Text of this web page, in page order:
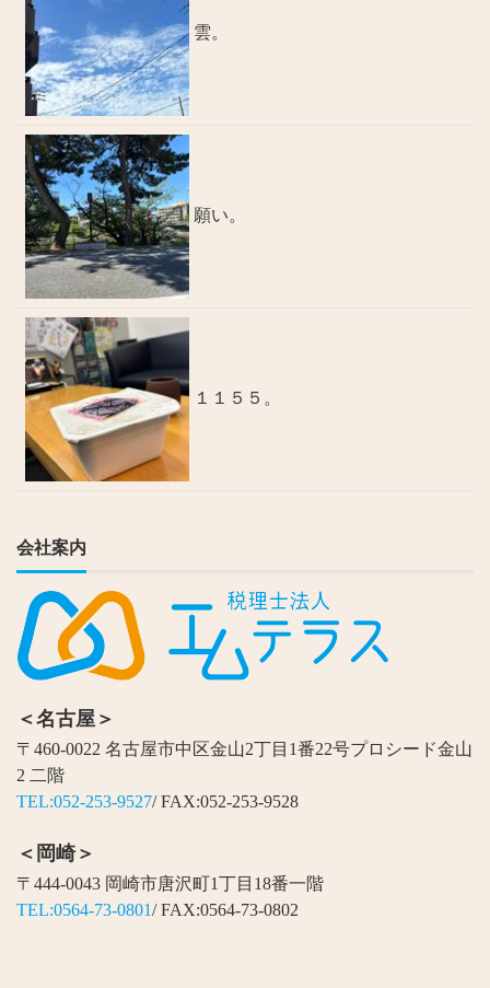
雲。
願い。
１１５５。
会社案内
＜名古屋＞
〒460-0022 名古屋市中区金山2丁目1番22号プロシード金山
2 二階
TEL:052-253-9527/ FAX:052-253-9528
＜岡崎＞
〒444-0043 岡崎市唐沢町1丁目18番一階
TEL:0564-73-0801/ FAX:0564-73-0802